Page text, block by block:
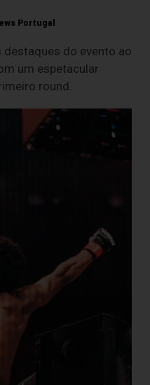
Portugal
do evento ao
um espetacular
round.